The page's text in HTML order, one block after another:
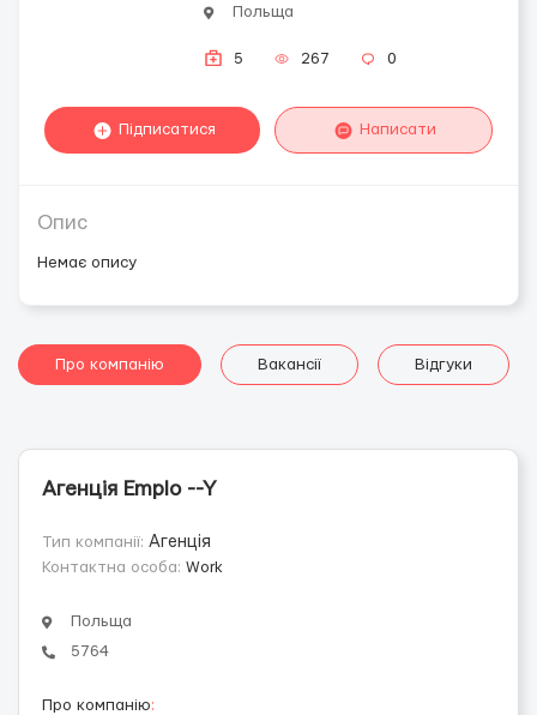
Польща
5 267 0
Підписатися Написати
Опис
Немає опису
Про компанію Вакансії Відгуки
Агенція Emplo --Y
Тип компанії: Агенція
Контактна особа: Work
Польща
5764
Про компанію: